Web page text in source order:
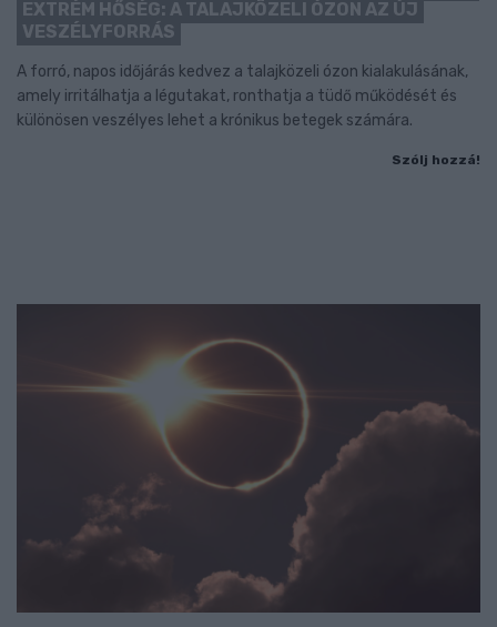
EXTRÉM HŐSÉG: A TALAJKÖZELI ÓZON AZ ÚJ
VESZÉLYFORRÁS
A forró, napos időjárás kedvez a talajközeli ózon kialakulásának,
amely irritálhatja a légutakat, ronthatja a tüdő működését és
különösen veszélyes lehet a krónikus betegek számára.
Szólj hozzá!